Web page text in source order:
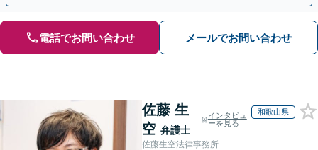
電話でお問い合わせ メールでお問い合わせ
佐藤 生
空 弁護士
インタビュ
ーを見る
和歌山県
佐藤生空法律事務所